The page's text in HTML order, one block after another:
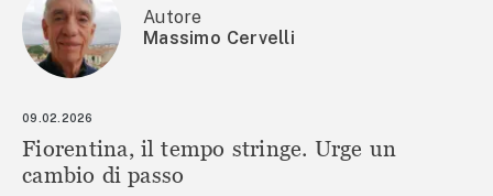
Autore
Massimo Cervelli
09.02.2026
Fiorentina, il tempo stringe. Urge un
cambio di passo